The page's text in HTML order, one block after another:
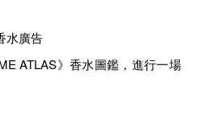
水廣告
ATLAS》香水圖鑑，進行一場